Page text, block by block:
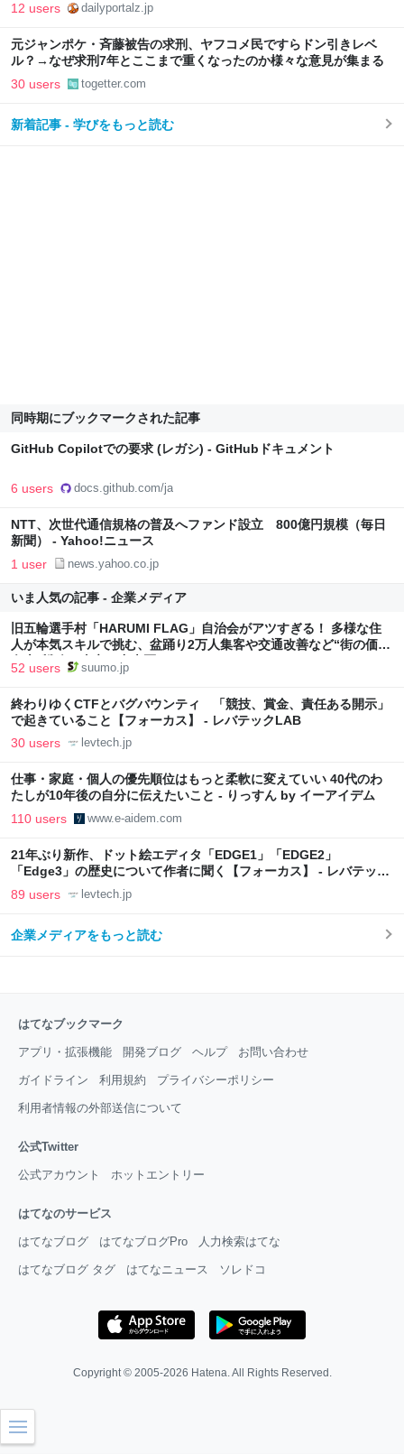
12 users dailyportalz.jp
元ジャンポケ・斉藤被告の求刑、ヤフコメ民ですらドン引きレベ
ル？→なぜ求刑7年とここまで重くなったのか様々な意見が集まる
30 users togetter.com
新着記事 - 学びをもっと読む
同時期にブックマークされた記事
GitHub Copilotでの要求 (レガシ) - GitHubドキュメント
6 users docs.github.com/ja
NTT、次世代通信規格の普及へファンド設立 800億円規模（毎日
新聞） - Yahoo!ニュース
1 user news.yahoo.co.jp
いま人気の記事 - 企業メディア
旧五輪選手村「HARUMI FLAG」自治会がアツすぎる！ 多様な住
人が本気スキルで挑む、盆踊り2万人集客や交通改善など“街の価値
向上”戦略 東京・中央区
52 users suumo.jp
終わりゆくCTFとバグバウンティ 「競技、賞金、責任ある開示」
で起きていること【フォーカス】 - レバテックLAB
30 users levtech.jp
仕事・家庭・個人の優先順位はもっと柔軟に変えていい 40代のわ
たしが10年後の自分に伝えたいこと - りっすん by イーアイデム
110 users www.e-aidem.com
21年ぶり新作、ドット絵エディタ「EDGE1」「EDGE2」
「Edge3」の歴史について作者に聞く【フォーカス】 - レバテック
LAB
89 users levtech.jp
企業メディアをもっと読む
はてなブックマーク
アプリ・拡張機能 開発ブログ ヘルプ お問い合わせ
ガイドライン 利用規約 プライバシーポリシー
利用者情報の外部送信について
公式Twitter
公式アカウント ホットエントリー
はてなのサービス
はてなブログ はてなブログPro 人力検索はてな
はてなブログ タグ はてなニュース ソレドコ
Copyright © 2005-2026 Hatena. All Rights Reserved.